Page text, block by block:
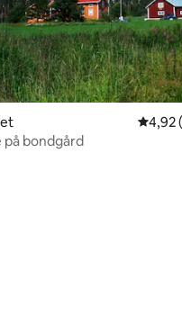
betyg, 4 omdömen
4,92
4,92
på bondgård